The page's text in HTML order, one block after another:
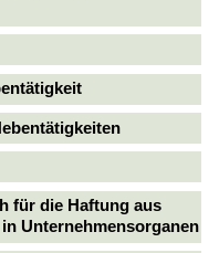
für die Haftung aus
Unternehmensorganen